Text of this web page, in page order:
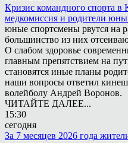
Кризис командного спорта
медкомиссия и родители
юные спортсмены рвутся на
большинство из них
О слабом здоровье
главным препятствием на
становятся иные планы
наши вопросы ответил
волейболу Андрей Воронов.
ЧИТАЙТЕ ДАЛЕЕ...
15:30
сегодня
За 7 месяцев 2026 года